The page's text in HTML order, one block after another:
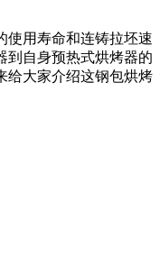
用寿命和连铸拉坯速
到自身预热式烘烤器的
给大家介绍这钢包烘烤